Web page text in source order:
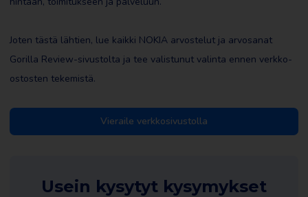
Joten tästä lähtien, lue kaikki NOKIA arvostelut ja arvosanat
Gorilla Review-sivustolta ja tee valistunut valinta ennen verkko-
ostosten tekemistä.
Vieraile verkkosivustolla
Usein kysytyt kysymykset